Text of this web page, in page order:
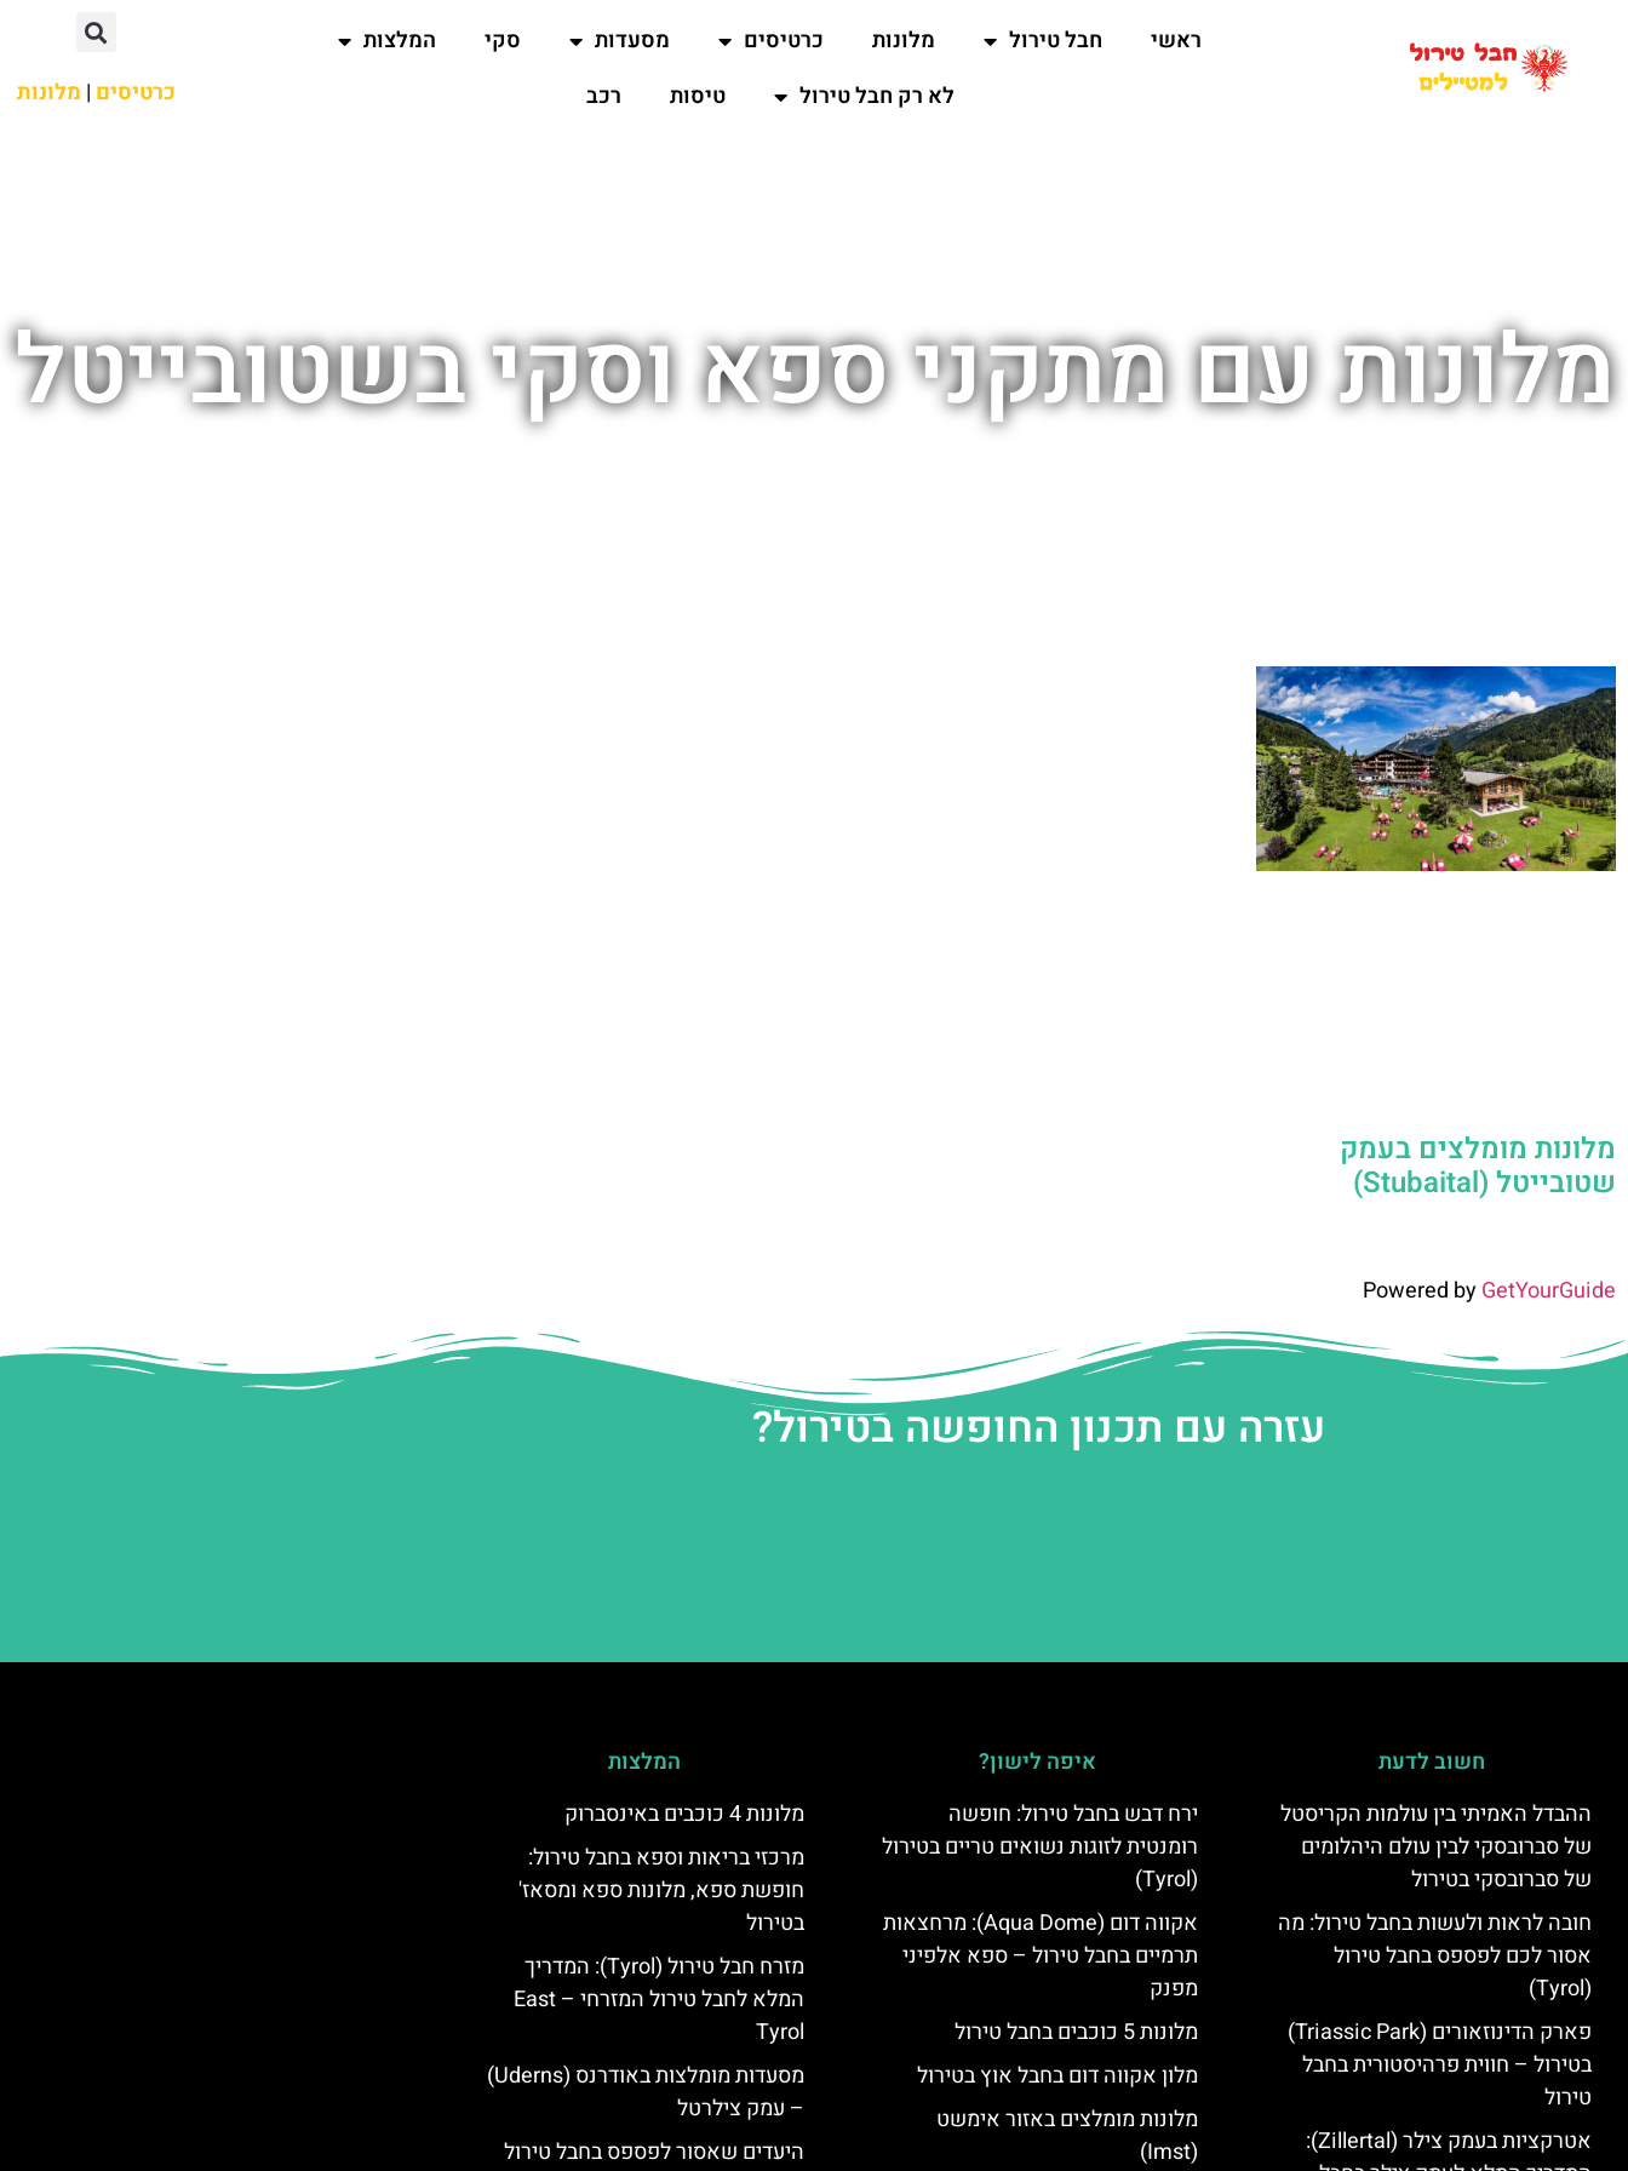
ראשי חבל טירול מלונות כרטיסים מסעדות סקי
המלצות
לא רק חבל טירול
טיסות רכב כרטיסים | מלונות
מלונות עם מתקני ספא וסקי בשטובייטל
מלונות מומלצים בעמק
שטובייטל (Stubaital)
Powered byGetYourGuide
עזרה עם תכנון החופשה בטירול?
חשוב לדעת
ההבדל האמיתי בין עולמות הקריסטל
של סברובסקי לבין עולם היהלומים
של סברובסקי בטירול
חובה לראות ולעשות בחבל טירול: מה
אסור לכם לפספס בחבל טירול
(Tyrol)
פארק הדינוזאורים (Triassic Park)
בטירול – חווית פרהיסטורית בחבל
טירול
אטרקציות בעמק צילר (Zillertal):
איפה לישון?
ירח דבש בחבל טירול: חופשה
רומנטית לזוגות נשואים טריים בטירול
(Tyrol)
אקווה דום (Aqua Dome): מרחצאות
תרמיים בחבל טירול – ספא אלפיני
מפנק
מלונות 5 כוכבים בחבל טירול
מלון אקווה דום בחבל אוץ בטירול
מלונות מומלצים באזור אימשט
(Imst)
המלצות
מלונות 4 כוכבים באינסברוק
מרכזי בריאות וספא בחבל טירול:
חופשת ספא, מלונות ספא ומסאז'
בטירול
מזרח חבל טירול (Tyrol): המדריך
המלא לחבל טירול המזרחי – East
Tyrol
מסעדות מומלצות באודרנס (Uderns)
– עמק צילרטל
היעדים שאסור לפספס בחבל טירול